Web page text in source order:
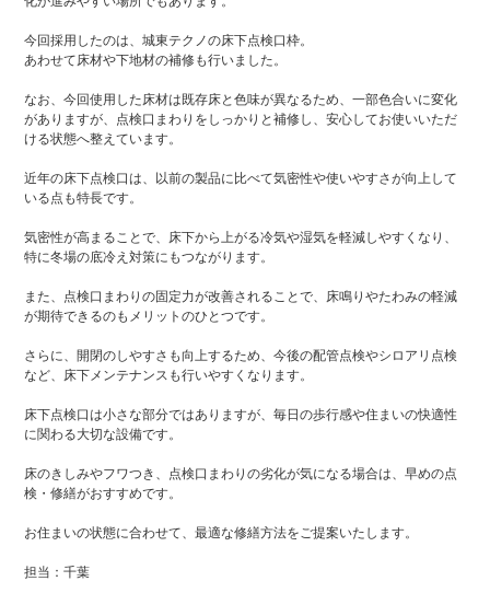
今回採用したのは、城東テクノの床下点検口枠。
あわせて床材や下地材の補修も行いました。
なお、今回使用した床材は既存床と色味が異なるため、一部色合いに変化
がありますが、点検口まわりをしっかりと補修し、安心してお使いいただ
ける状態へ整えています。
近年の床下点検口は、以前の製品に比べて気密性や使いやすさが向上して
いる点も特長です。
気密性が高まることで、床下から上がる冷気や湿気を軽減しやすくなり、
特に冬場の底冷え対策にもつながります。
また、点検口まわりの固定力が改善されることで、床鳴りやたわみの軽減
が期待できるのもメリットのひとつです。
さらに、開閉のしやすさも向上するため、今後の配管点検やシロアリ点検
など、床下メンテナンスも行いやすくなります。
床下点検口は小さな部分ではありますが、毎日の歩行感や住まいの快適性
に関わる大切な設備です。
床のきしみやフワつき、点検口まわりの劣化が気になる場合は、早めの点
検・修繕がおすすめです。
お住まいの状態に合わせて、最適な修繕方法をご提案いたします。
担当：千葉